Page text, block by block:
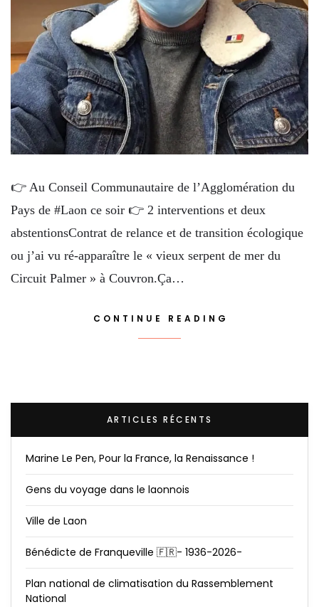
👉 Au Conseil Communautaire de l’Agglomération du
Pays de #Laon ce soir 👉 2 interventions et deux
abstentionsContrat de relance et de transition écologique
ou j’ai vu ré-apparaître le « vieux serpent de mer du
Circuit Palmer » à Couvron.Ça…
CONTINUE READING
ARTICLES RÉCENTS
Marine Le Pen, Pour la France, la Renaissance !
Gens du voyage dans le laonnois
Ville de Laon
Bénédicte de Franqueville 🇫🇷- 1936-2026-
Plan national de climatisation du Rassemblement
National